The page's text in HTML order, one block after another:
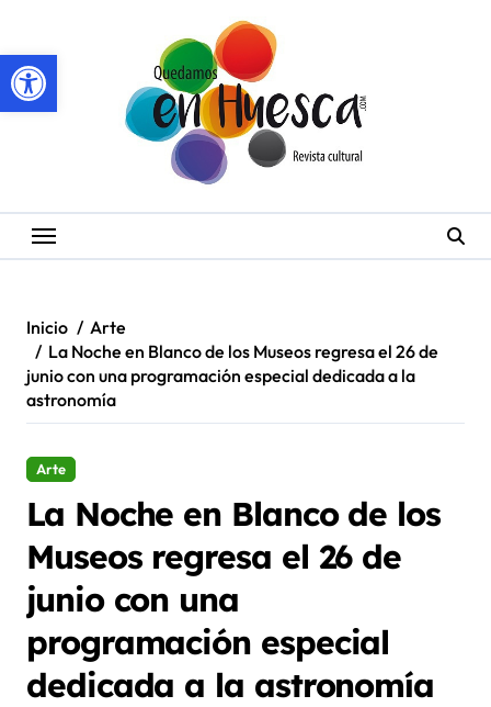
Abrir barra de herramientas
contenido
Inicio
Arte
La Noche en Blanco de los Museos regresa el 26 de
junio con una programación especial dedicada a la
astronomía
Arte
La Noche en Blanco de los
Museos regresa el 26 de
junio con una
programación especial
dedicada a la astronomía